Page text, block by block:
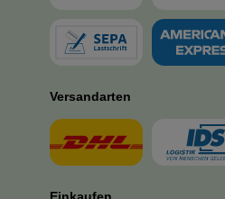
Versandarten
Einkaufen